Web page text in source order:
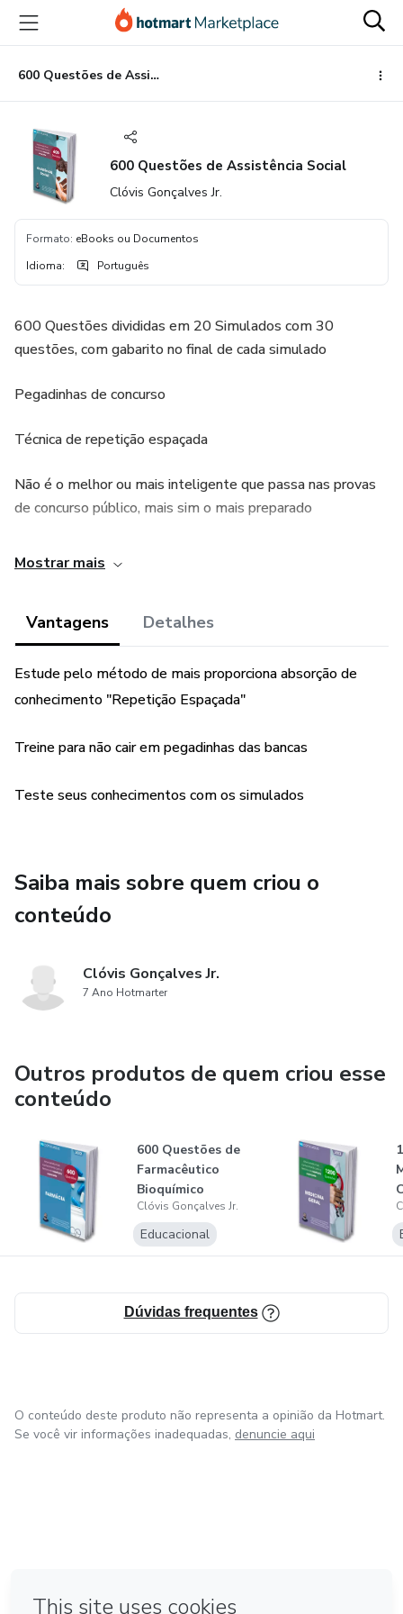
para
conteúdo
principal
para
pagamento
para
rodapé
600 Questões de Assistência Social
600 Questões de Assistência Social
Clóvis Gonçalves Jr.
Formato: eBooks ou Documentos
Idioma: Português
600 Questões divididas em 20 Simulados com 30
questões, com gabarito no final de cada simulado
Pegadinhas de concurso
Técnica de repetição espaçada
Não é o melhor ou mais inteligente que passa nas provas
de concurso público, mais sim o mais preparado
Mostrar mais
Vantagens Detalhes
Estude pelo método de mais proporciona absorção de
conhecimento "Repetição Espaçada"
Treine para não cair em pegadinhas das bancas
Teste seus conhecimentos com os simulados
Saiba mais sobre quem criou o
conteúdo
Clóvis Gonçalves Jr.
7 Ano Hotmarter
Outros produtos de quem criou esse
conteúdo
600 Questões de
Farmacêutico
Bioquímico
Concurso
Clóvis Gonçalves Jr.
Educacional
Dúvidas frequentes
O conteúdo deste produto não representa a opinião da Hotmart.
Se você vir informações inadequadas, denuncie aqui
Feito com ❤ na Cidade do México